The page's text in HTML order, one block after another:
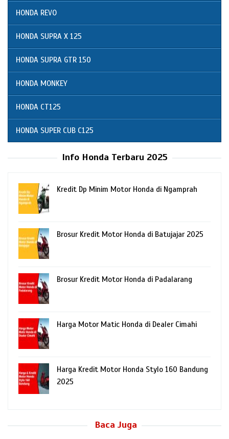
HONDA REVO
HONDA SUPRA X 125
HONDA SUPRA GTR 150
HONDA MONKEY
HONDA CT125
HONDA SUPER CUB C125
Info Honda Terbaru 2025
Kredit Dp Minim Motor Honda di Ngamprah
Brosur Kredit Motor Honda di Batujajar 2025
Brosur Kredit Motor Honda di Padalarang
Harga Motor Matic Honda di Dealer Cimahi
Harga Kredit Motor Honda Stylo 160 Bandung
2025
Baca Juga